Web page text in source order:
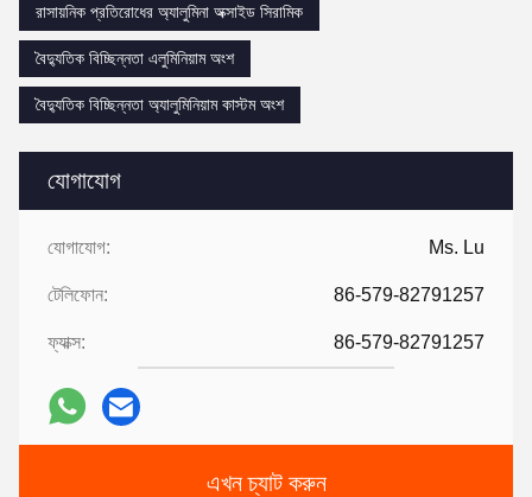
যোগাযোগ
যোগাযোগ: Ms. Lu
টেলিফোন: 86-579-82791257
ফ্যাক্স: 86-579-82791257
এখন চ্যাট করুন
রাসায়নিক প্রতিরোধের অ্যালুমিনা অক্সাইড সিরামিক
বৈদ্যুতিক বিচ্ছিন্নতা এলুমিনিয়াম অংশ
বৈদ্যুতিক বিচ্ছিন্নতা অ্যালুমিনিয়াম কাস্টম অংশ